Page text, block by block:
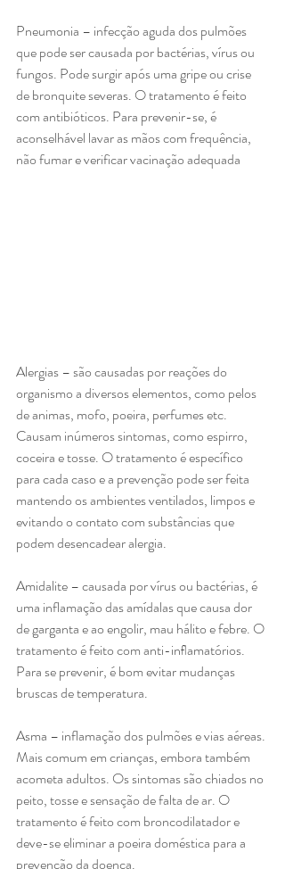
Pneumonia – infecção aguda dos pulmões
que pode ser causada por bactérias, vírus ou
fungos. Pode surgir após uma gripe ou crise
de bronquite severas. O tratamento é feito
com antibióticos. Para prevenir-se, é
aconselhável lavar as mãos com frequência,
não fumar e verificar vacinação adequada
Alergias – são causadas por reações do
organismo a diversos elementos, como pelos
de animas, mofo, poeira, perfumes etc.
Causam inúmeros sintomas, como espirro,
coceira e tosse. O tratamento é específico
para cada caso e a prevenção pode ser feita
mantendo os ambientes ventilados, limpos e
evitando o contato com substâncias que
podem desencadear alergia.
Amidalite – causada por vírus ou bactérias, é
uma inflamação das amídalas que causa dor
de garganta e ao engolir, mau hálito e febre. O
tratamento é feito com anti-inﬂamatórios.
Para se prevenir, é bom evitar mudanças
bruscas de temperatura.
Asma – inflamação dos pulmões e vias aéreas.
Mais comum em crianças, embora também
acometa adultos. Os sintomas são chiados no
peito, tosse e sensação de falta de ar. O
tratamento é feito com broncodilatador e
deve-se eliminar a poeira doméstica para a
prevenção da doença.